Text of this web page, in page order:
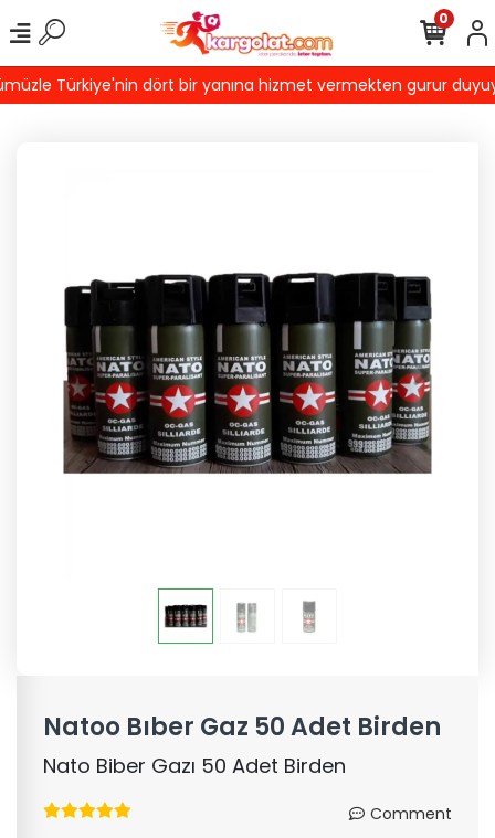
Türkiye'nin dört bir yanına hizmet vermekten gurur
0
Natoo Bıber Gaz 50 Adet Birden
Nato Biber Gazı 50 Adet Birden
Comment